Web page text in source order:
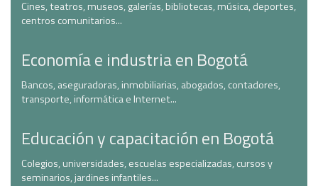
Cines, teatros, museos, galerías, bibliotecas, música, deportes,
centros comunitarios...
Economía e industria en Bogotá
Bancos, aseguradoras, inmobiliarias, abogados, contadores,
transporte, informática e Internet...
Educación y capacitación en Bogotá
Colegios, universidades, escuelas especializadas, cursos y
seminarios, jardines infantiles...